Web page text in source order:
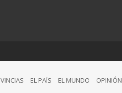
EL PAÍS EL MUNDO OPINIÓN